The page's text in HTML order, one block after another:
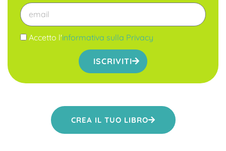
Accetto l'informativa sulla Privacy
ISCRIVITI
CREA IL TUO LIBRO